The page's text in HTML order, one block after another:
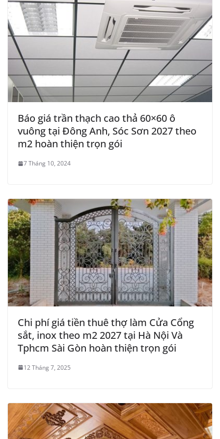
Báo giá trần thạch cao thả 60×60 ô
vuông tại Đông Anh, Sóc Sơn 2027 theo
m2 hoàn thiện trọn gói
7 Tháng 10, 2024
Chi phí giá tiền thuê thợ làm Cửa Cổng
sắt, inox theo m2 2027 tại Hà Nội Và
Tphcm Sài Gòn hoàn thiện trọn gói
12 Tháng 7, 2025